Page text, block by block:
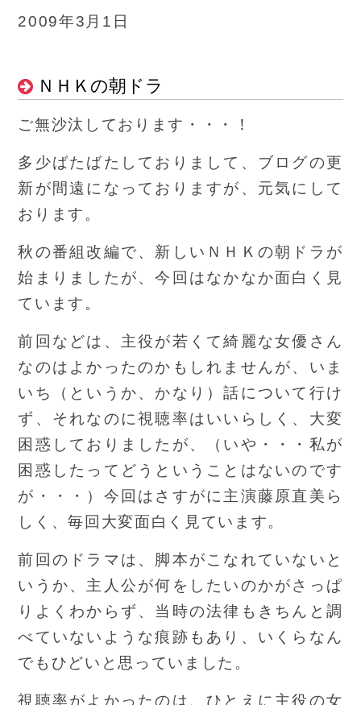
2009年3月1日
ＮＨＫの朝ドラ
ご無沙汰しております・・・！
多少ばたばたしておりまして、ブログの更
新が間遠になっておりますが、元気にして
おります。
秋の番組改編で、新しいＮＨＫの朝ドラが
始まりましたが、今回はなかなか面白く見
ています。
前回などは、主役が若くて綺麗な女優さん
なのはよかったのかもしれませんが、いま
いち（というか、かなり）話について行け
ず、それなのに視聴率はいいらしく、大変
困惑しておりましたが、（いや・・・私が
困惑したってどうということはないのです
が・・・）今回はさすがに主演藤原直美ら
しく、毎回大変面白く見ています。
前回のドラマは、脚本がこなれていないと
いうか、主人公が何をしたいのかがさっぱ
りよくわからず、当時の法律もきちんと調
べていないような痕跡もあり、いくらなん
でもひどいと思っていました。
視聴率がよかったのは、ひとえに主役の女